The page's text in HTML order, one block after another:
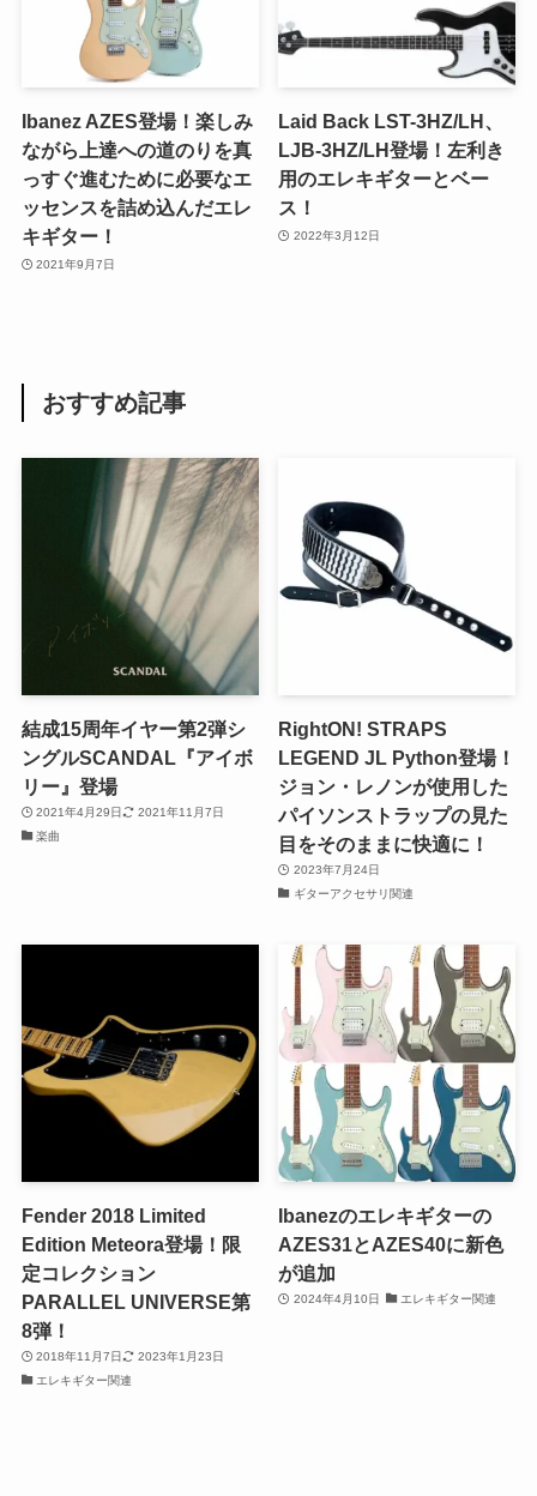
Ibanez AZES登場！楽しみ
ながら上達への道のりを真
っすぐ進むために必要なエ
ッセンスを詰め込んだエレ
キギター！
2021年9月7日
Laid Back LST-3HZ/LH、
LJB-3HZ/LH登場！左利き
用のエレキギターとベー
ス！
2022年3月12日
おすすめ記事
結成15周年イヤー第2弾シ
ングルSCANDAL『アイボ
リー』登場
2021年4月29日
2021年11月7日
楽曲
RightON! STRAPS
LEGEND JL Python登場！
ジョン・レノンが使用した
パイソンストラップの見た
目をそのままに快適に！
2023年7月24日
ギターアクセサリ関連
Fender 2018 Limited
Edition Meteora登場！限
定コレクション
PARALLEL UNIVERSE第
8弾！
2018年11月7日
2023年1月23日
エレキギター関連
Ibanezのエレキギターの
AZES31とAZES40に新色
が追加
2024年4月10日 エレキギター関連